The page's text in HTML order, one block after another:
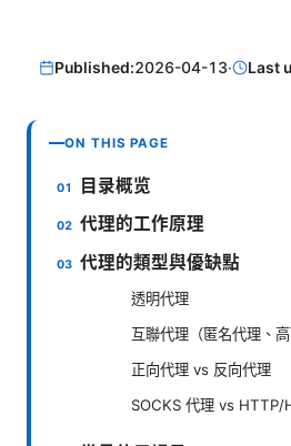
Published:2026-04-13· Last
ON THIS PAGE
目录概览
代理的工作原理
代理的類型與優缺點
透明代理
互聯代理（匿名代理、高
正向代理 vs 反向代理
SOCKS 代理 vs HTTP/